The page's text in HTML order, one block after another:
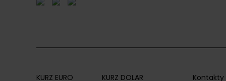
KURZ EURO KURZ DOLAR Kontakty